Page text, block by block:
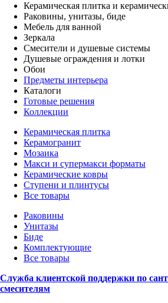
Керамическая плитка и
Раковины, унитазы, биде
Мебель для ванной
Зеркала
Смесители и душевые системы
Душевые ограждения и лотки
Обои
Предметы интерьера
Каталоги
Готовые решения
Коллекции
Керамическая плитка
Керамогранит
Мозаика
Макси и супермакси форматы
Керамические ковры
Ступени и плинтусы
Все товары
Раковины
Унитазы
Биде
Комплектующие
Все товары
Служба клиентской поддержки по
смесителям